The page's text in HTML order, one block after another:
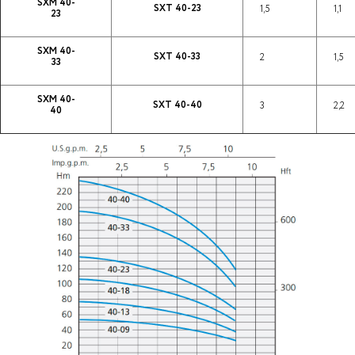
23
SXT 40-23 1,5 1,1
SXM 40-
33
SXT 40-33 2 1,5
SXM 40-
40
SXT 40-40 3 2,2